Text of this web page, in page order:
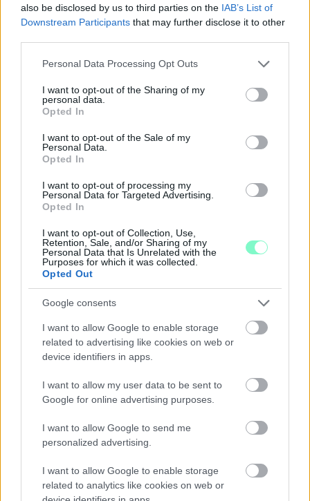
also be disclosed by us to third parties on the IAB’s List of
Downstream Participants that may further disclose it to other
Please note that this website/app uses one or more Google
not limited to your visit or usage behaviour. You may click to
grant or deny consent to Google and its third-party tags to
use your data for below specified purposes in below Google
consent section.
Personal Data Processing Opt Outs
I want to opt-out of the Sharing of my
personal data.
Opted In
I want to opt-out of the Sale of my
Personal Data.
Opted In
I want to opt-out of processing my
Personal Data for Targeted Advertising.
Opted In
I want to opt-out of Collection, Use,
Retention, Sale, and/or Sharing of my
Personal Data that Is Unrelated with the
Purposes for which it was collected.
Opted Out
Google consents
I want to allow Google to enable storage
related to advertising like cookies on web or
device identifiers in apps.
I want to allow my user data to be sent to
Google for online advertising purposes.
I want to allow Google to send me
personalized advertising.
I want to allow Google to enable storage
related to analytics like cookies on web or
EXTRA: A VÁSÁRCSARNOKBAN NYITJA ÚJ ÉVADÁT
A „Zenélő piac” című különleges koncerttel szeptember 7-én
rendhagyó helyszínen találkozhat a közönség a klasszikus
zenével.
PERL, VÁRADI ÉS TANOH DEZ IS OTT VAN A FÉRFI
KOSÁRLABDA-VÁLOGATOTT SZŰKÍTETT
KERETÉBEN